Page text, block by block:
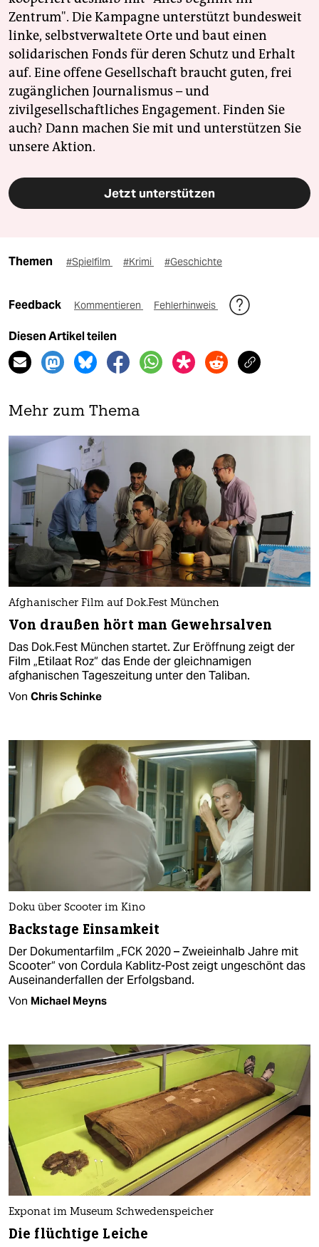
Zentrum". Die Kampagne unterstützt bundesweit
linke, selbstverwaltete Orte und baut einen
solidarischen Fonds für deren Schutz und Erhalt
auf. Eine offene Gesellschaft braucht guten, frei
zugänglichen Journalismus – und
zivilgesellschaftliches Engagement. Finden Sie
auch? Dann machen Sie mit und unterstützen Sie
unsere Aktion.
Jetzt unterstützen
Themen #Spielfilm #Krimi #Geschichte
Feedback Kommentieren Fehlerhinweis
Diesen Artikel teilen
Mehr zum Thema
Afghanischer Film auf Dok.Fest München
Von draußen hört man Gewehrsalven
Das Dok.Fest München startet. Zur Eröffnung zeigt der
Film „Etilaat Roz“ das Ende der gleichnamigen
afghanischen Tageszeitung unter den Taliban.
Von Chris Schinke
Doku über Scooter im Kino
Backstage Einsamkeit
Der Dokumentarfilm „FCK 2020 – Zweieinhalb Jahre mit
Scooter“ von Cordula Kablitz-Post zeigt ungeschönt das
Auseinanderfallen der Erfolgsband.
Von Michael Meyns
Exponat im Museum Schwedenspeicher
Die flüchtige Leiche